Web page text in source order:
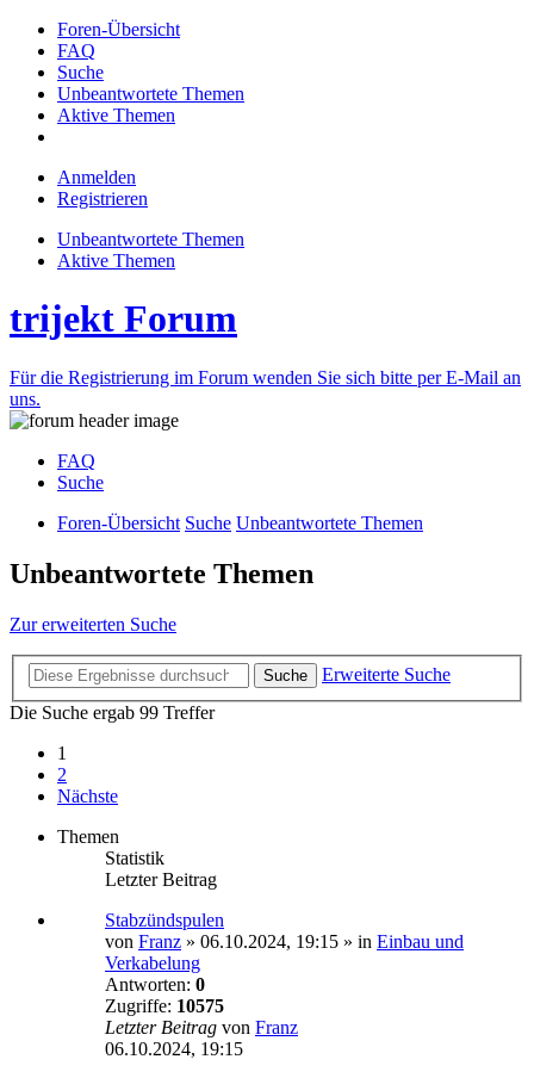
Foren-Übersicht
FAQ
Suche
Unbeantwortete Themen
Aktive Themen
Anmelden
Registrieren
Unbeantwortete Themen
Aktive Themen
trijekt Forum
Für die Registrierung im Forum wenden Sie sich bitte per E-Mail an
uns.
FAQ
Suche
Foren-Übersicht Suche Unbeantwortete Themen
Unbeantwortete Themen
Zur erweiterten Suche
Suche
Erweiterte Suche
Die Suche ergab 99 Treffer
1
2
Nächste
Themen
Statistik
Letzter Beitrag
Stabzündspulen
von Franz » 06.10.2024, 19:15 » in Einbau und
Verkabelung
Antworten: 0
Zugriffe: 10575
Letzter Beitrag von Franz
06.10.2024, 19:15